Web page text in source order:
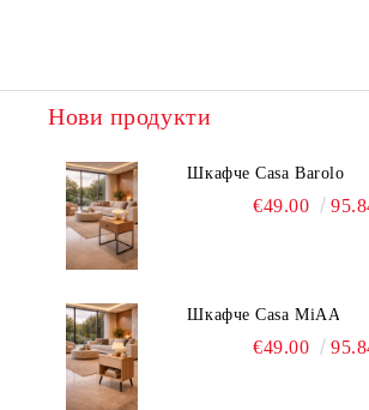
Нови продукти
Шкафче Casa Barolo
€49.00
Шкафче Casa MiAA
€49.00